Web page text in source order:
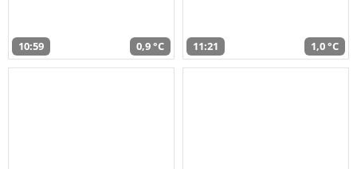
10:59 0,9 °C 11:21 1,0 °C